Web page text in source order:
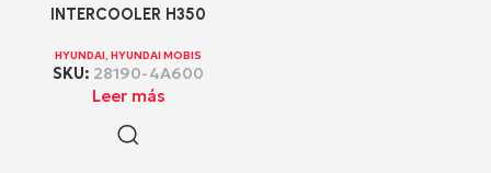
INTERCOOLER H350
HYUNDAI, HYUNDAI MOBIS
SKU: 28190-4A600
Leer más